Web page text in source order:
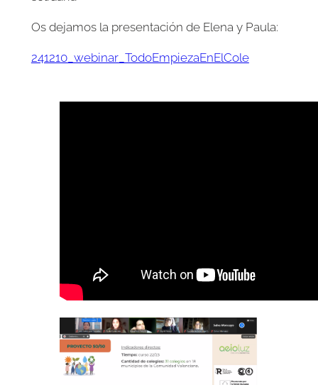
Os dejamos la presentación de Elena y Paula:
241210_webinar_TodoEmpiezaEnElCole